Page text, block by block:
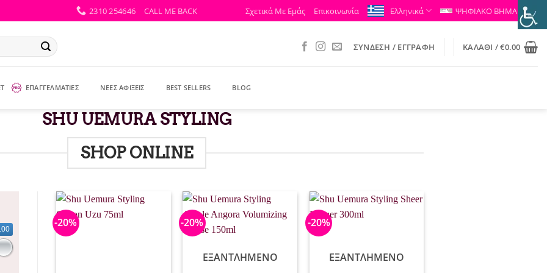
2310 254646 CALL ME BACK Σχετικά Με Εμάς Επικοινωνία Ελληνικά ΨΗΦΙΑΚΟ ΒΗΜΑ
ΣΎΝΔΕΣΗ / ΕΓΓΡΑΦΉ ΚΑΛΆΘΙ /€0.00
ΕΠΑΓΓΕΛΜΑΤΙΕΣ ΝΕΕΣ ΑΦΙΞΕΙΣ BEST SELLERS BLOG
SHU UEMURA STYLING
SHOP ONLINE
-20% -20%
ΕΞΑΝΤΛΗΜΈΝΟ
-20%
ΕΞΑΝΤΛΗΜΈΝΟ